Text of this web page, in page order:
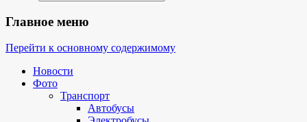
Главное меню
Перейти к основному содержимому
Новости
Фото
Транспорт
Автобусы